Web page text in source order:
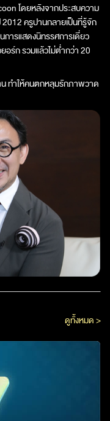
โดยหลังจากประสบความ
2012 ครูปานกลายเป็นที่รู้จัก
การแสดงนิทรรศการเดี่ยว
อร์ก รวมแล้วไม่ต่ำกว่า 20
น ทำให้คนตกหลุมรักภาพวาด
ดูทั้งหมด >